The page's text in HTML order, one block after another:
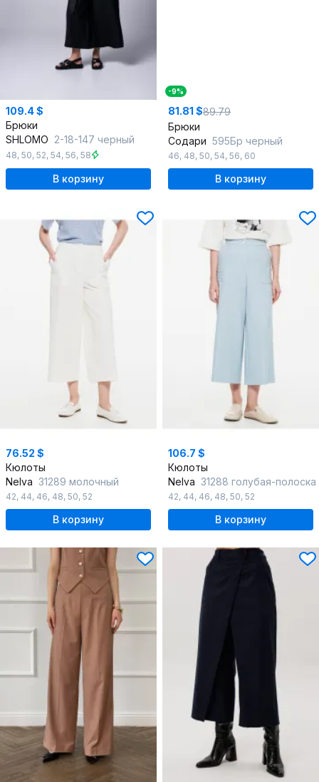
109.4 $
Брюки
SHLOMO 2-18-147 черный
48, 50, 52, 54, 56, 58
В корзину
-9%
81.81 $89.79
Брюки
Содари 595Бр черный
46, 48, 50, 54, 56, 60
В корзину
76.52 $
Кюлоты
Nelva 31289 молочный
42, 44, 46, 48, 50, 52
В корзину
106.7 $
Кюлоты
Nelva 31288 голубая-полоска
42, 44, 46, 48, 50, 52
В корзину